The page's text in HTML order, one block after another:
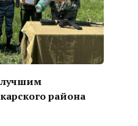
лучшим
района